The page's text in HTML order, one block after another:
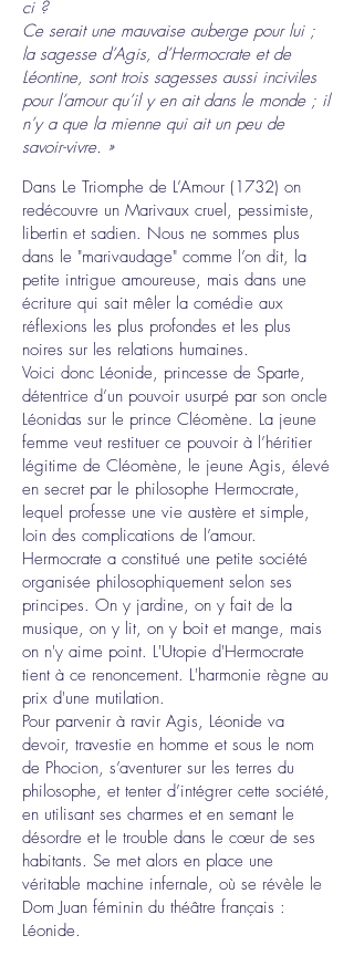
ci ?
Ce serait une mauvaise auberge pour lui ;
la sagesse d’Agis, d’Hermocrate et de
Léontine, sont trois sagesses aussi inciviles
pour l’amour qu’il y en ait dans le monde ; il
n’y a que la mienne qui ait un peu de
savoir-vivre. »
Dans Le Triomphe de L’Amour (1732) on
redécouvre un Marivaux cruel, pessimiste,
libertin et sadien. Nous ne sommes plus
dans le "marivaudage" comme l’on dit, la
petite intrigue amoureuse, mais dans une
écriture qui sait mêler la comédie aux
réflexions les plus profondes et les plus
noires sur les relations humaines.
Voici donc Léonide, princesse de Sparte,
détentrice d’un pouvoir usurpé par son oncle
Léonidas sur le prince Cléomène. La jeune
femme veut restituer ce pouvoir à l’héritier
légitime de Cléomène, le jeune Agis, élevé
en secret par le philosophe Hermocrate,
lequel professe une vie austère et simple,
loin des complications de l’amour.
Hermocrate a constitué une petite société
organisée philosophiquement selon ses
principes. On y jardine, on y fait de la
musique, on y lit, on y boit et mange, mais
on n'y aime point. L'Utopie d'Hermocrate
tient à ce renoncement. L'harmonie règne au
prix d'une mutilation.
Pour parvenir à ravir Agis, Léonide va
devoir, travestie en homme et sous le nom
de Phocion, s’aventurer sur les terres du
philosophe, et tenter d’intégrer cette société,
en utilisant ses charmes et en semant le
désordre et le trouble dans le cœur de ses
habitants. Se met alors en place une
véritable machine infernale, où se révèle le
Dom Juan féminin du théâtre français :
Léonide.